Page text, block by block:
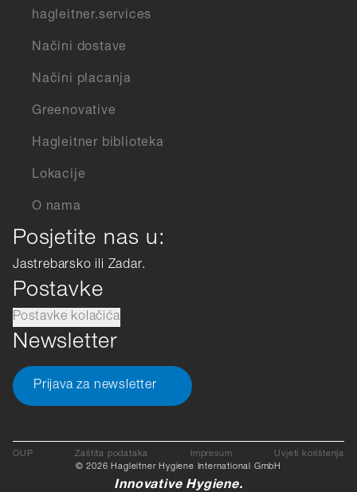
hagleitner.services
Načini dostave
Načini placanja
Greenovative
Hagleitner biblioteka
Lokacije
O nama
Posjetite nas u:
Jastrebarsko ili Zadar.
Postavke
Postavke kolačića
Newsletter
Prijava za newsletter
OUP Zaštita podataka Impresum
Uvjeti korištenja
© 2026 Hagleitner Hygiene International GmbH
Innovative Hygiene.